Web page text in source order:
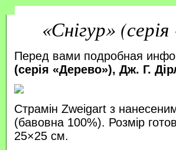
«Снігур»
Перед вами подробная
(серія «Дерево»), Дж. Г.
Страмін Zweigart з
(бавовна 100%). Розмір
25×25 см.